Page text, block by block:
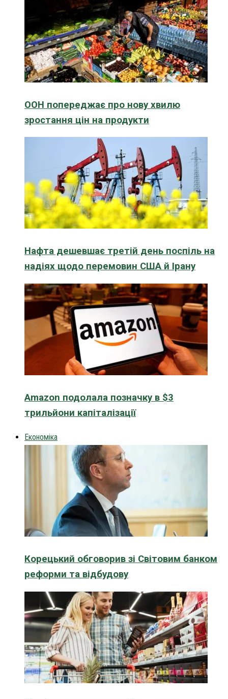
ООН попереджає про нову хвилю
зростання цін на продукти
Нафта дешевшає третій день поспіль на
надіях щодо перемовин США й Ірану
Amazon подолала позначку в $3
трильйони капіталізації
Економіка
Корецький обговорив зі Світовим банком
реформи та відбудову